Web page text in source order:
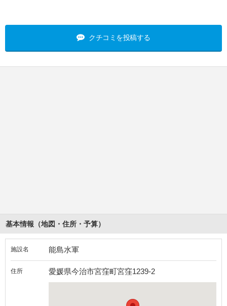
クチコミを投稿する
基本情報（地図・住所・予算）
施設名 能島水軍
住所 愛媛県今治市宮窪町宮窪1239-2